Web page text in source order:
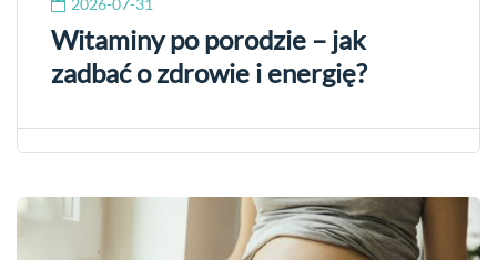
2026-07-31
Witaminy po porodzie – jak
zadbać o zdrowie i energię?